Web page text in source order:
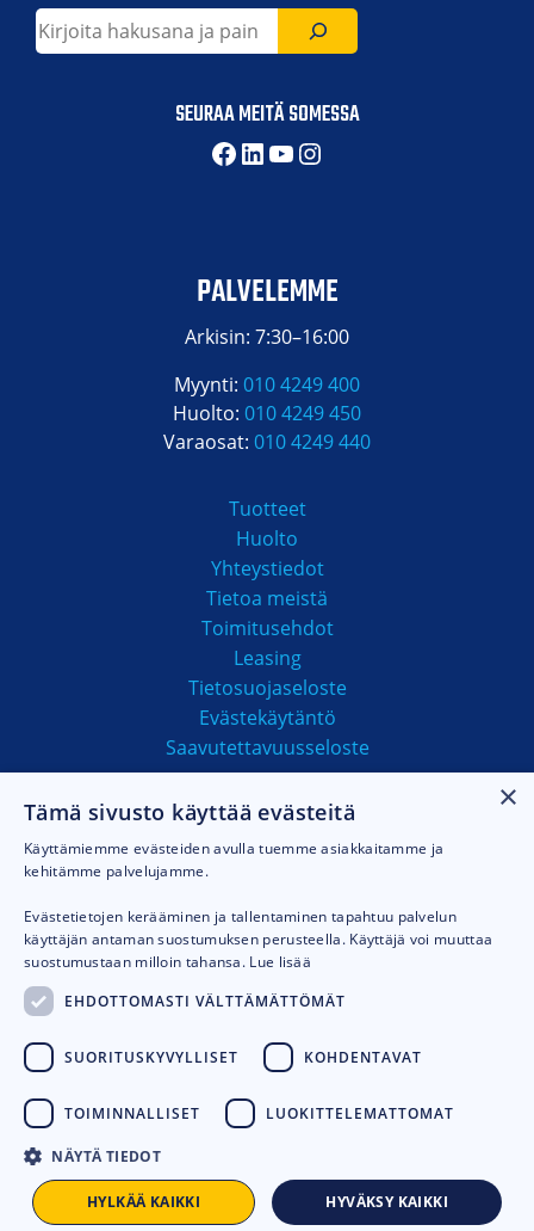
-
LT5005 + LISÄÄ KORIIN
Etsi
SEURAA MEITÄ SOMESSA
Facebook
LinkedIn
YouTube
Instagram
PALVELEMME
Arkisin: 7:30–16:00
Myynti: 010 4249 400
Huolto: 010 4249 450
Varaosat: 010 4249 440
Tuotteet
Huolto
Yhteystiedot
Tietoa meistä
Toimitusehdot
Leasing
Tietosuojaseloste
Evästekäytäntö
Saavutettavuusseloste
MAKSUTAVAT
© 2026Talhu oy. Toteutus: Avoin.Systems
×
Tämä sivusto käyttää evästeitä
Käyttämiemme evästeiden avulla tuemme asiakkaitamme ja
kehitämme palvelujamme.
Evästetietojen kerääminen ja tallentaminen tapahtuu palvelun
käyttäjän antaman suostumuksen perusteella. Käyttäjä voi muuttaa
suostumustaan milloin tahansa. Lue lisää
EHDOTTOMASTI VÄLTTÄMÄTTÖMÄT
SUORITUSKYVYLLISET KOHDENTAVAT
TOIMINNALLISET LUOKITTELEMATTOMAT
NÄYTÄ TIEDOT
HYVÄKSY KAIKKI
HYLKÄÄ KAIKKI